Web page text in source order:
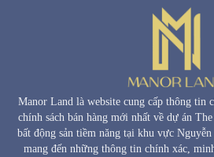
Manor Land là website cung cấp thông tin
chính sách bán hàng mới nhất về dự án
bất động sản tiềm năng tại khu vực
mang đến những thông tin chính xác,